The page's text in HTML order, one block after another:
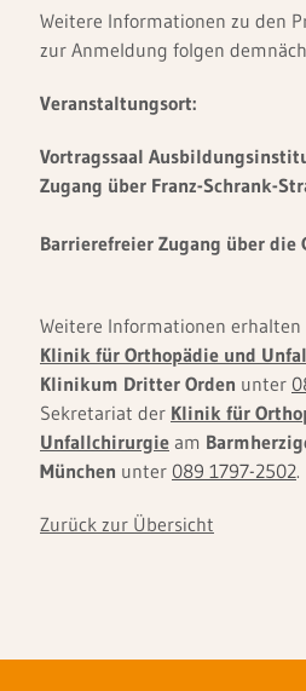
Weitere Informationen zu den
zur Anmeldung folgen
Veranstaltungsort:
Vortragssaal
Zugang über Franz-Schrank-
Barrierefreier Zugang über die
Weitere Informationen
Klinik für Orthopädie und
Klinikum Dritter Orden unter
Sekretariat der Klinik für
Unfallchirurgie am
München unter 089 1797-2502.
Zurück zur Übersicht